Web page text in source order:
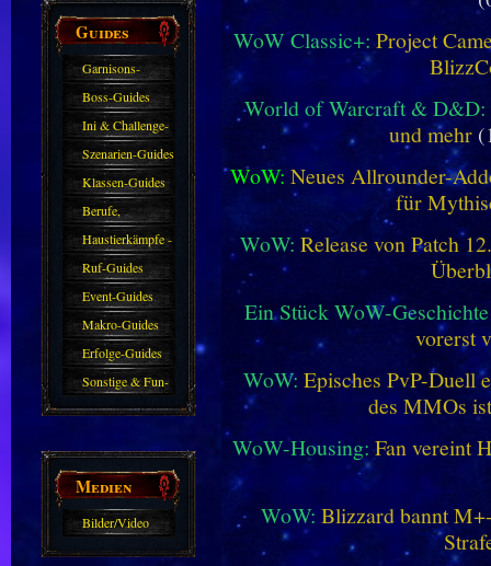
Guides
Garnisons-
Guides
Boss-Guides
Ini & Challenge-
Guides
Szenarien-Guides
Klassen-Guides
Berufe,
Farmkarten und
Haustiere
Haustierkämpfe -
Guide
Ruf-Guides
Event-Guides
Makro-Guides
Erfolge-Guides
Sonstige & Fun-
Guides
Medien
Bilder/Video
WoW Classic+: Project
World of Warcraft & D&D:
und mehr
WoW: Neues Allrounder-
für
WoW: Release von Patch
Ein Stück WoW-
vorerst
WoW: Episches PvP-Duell
des MMOs
WoW-Housing: Fan vereint
WoW: Blizzard bannt